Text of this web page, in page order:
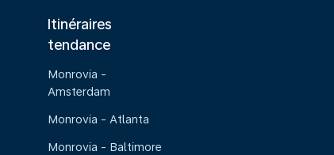
Itinéraires
tendance
Monrovia -
Amsterdam
Monrovia - Atlanta
Monrovia - Baltimore